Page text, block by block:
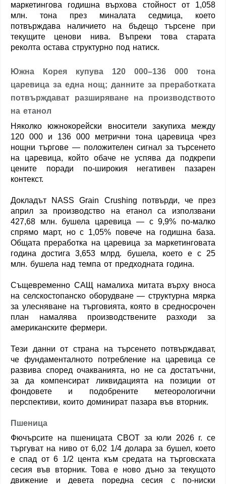
маркетингова годишна върхова стойност от 1,058
млн. тона през миналата седмица, което
потвърждава наличието на бъдещо търсене при
текущите ценови нива. Въпреки това старата
реколта остава структурно под натиск.
Южна Корея купува 120 000–136 000 тона
царевица за една нощ; данните за преработката
потвърждават разширяване на производството
на етанол
Няколко южнокорейски вносители закупиха между
120 000 и 136 000 метрични тона царевица чрез
нощни търгове — положителен сигнал за търсенето
на царевица, който обаче не успява да подкрепи
цените поради по-широкия негативен пазарен
контекст.
Докладът NASS Grain Crushing потвърди, че през
април за производство на етанол са използвани
427,68 млн. бушела царевица — с 9,9% по-малко
спрямо март, но с 1,05% повече на годишна база.
Общата преработка на царевица за маркетинговата
година достига 3,653 млрд. бушела, което е с 25
млн. бушела над темпа от предходната година.
Същевременно САЩ намалиха митата върху вноса
на селскостопанско оборудване — структурна мярка
за улесняване на търговията, която в средносрочен
план намалява производствените разходи за
американските фермери.
Тези данни от страна на търсенето потвърждават,
че фундаменталното потребление на царевица се
развива според очакванията, но не са достатъчни,
за да компенсират ликвидацията на позиции от
фондовете и подобрените метеорологични
перспективи, които доминират пазара във вторник.
Пшеница
Фючърсите на пшеницата CBOT за юли 2026 г. се
търгуват на ниво от 6,02 1/4 долара за бушел, което
е спад от 6 1/2 цента към средата на търговската
сесия във вторник. Това е ново дъно за текущото
движение и девета поредна сесия с по-ниски